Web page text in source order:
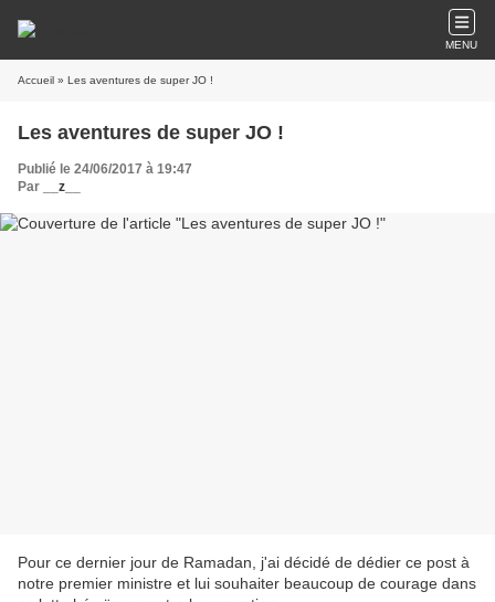
MENU
Accueil » Les aventures de super JO !
Les aventures de super JO !
Publié le 24/06/2017 à 19:47
Par
__z__
Pour ce dernier jour de Ramadan, j'ai décidé de dédier ce post à
notre premier ministre et lui souhaiter beaucoup de courage dans